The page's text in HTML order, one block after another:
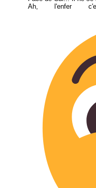
Ah, l'enfer